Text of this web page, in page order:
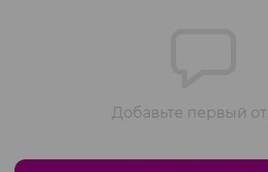
Добавьте первый